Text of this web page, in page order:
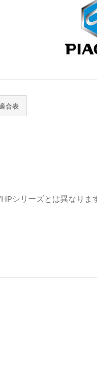
合表
シリーズとは異なりま